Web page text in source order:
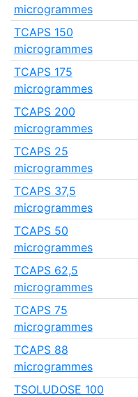
microgrammes
TCAPS 150
microgrammes
TCAPS 175
microgrammes
TCAPS 200
microgrammes
TCAPS 25
microgrammes
TCAPS 37,5
microgrammes
TCAPS 50
microgrammes
TCAPS 62,5
microgrammes
TCAPS 75
microgrammes
TCAPS 88
microgrammes
TSOLUDOSE 100